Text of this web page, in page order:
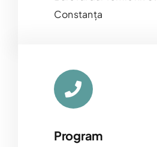
Constanța
Program